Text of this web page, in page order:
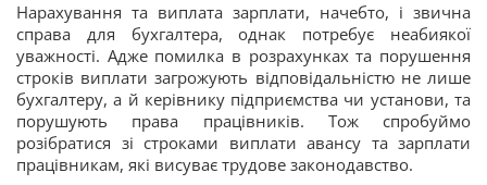
Нарахування та виплата зарплати, начебто, і звична
справа для бухгалтера, однак потребує неабиякої
уважності. Адже помилка в розрахунках та порушення
строків виплати загрожують відповідальністю не лише
бухгалтеру, а й керівнику підприємства чи установи, та
порушують права працівників. Тож спробуймо
розібратися зі строками виплати авансу та зарплати
працівникам, які висуває трудове законодавство.